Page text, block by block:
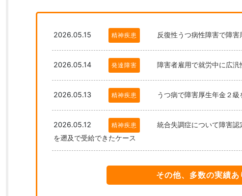
2026.05.15 精神疾患 反復性うつ病性障害で障
2026.05.14 発達障害 障害者雇用で就労中に広
2026.05.13 精神疾患 うつ病で障害厚生年金２
2026.05.12 精神疾患
統合失調症について障害
を遡及で受給できたケース
その他、多数の実績